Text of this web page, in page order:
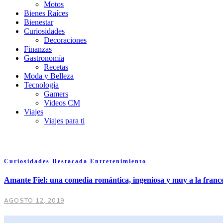
Motos
Bienes Raíces
Bienestar
Curiosidades
Decoraciones
Finanzas
Gastronomía
Recetas
Moda y Belleza
Tecnología
Gamers
Videos CM
Viajes
Viajes para ti
Curiosidades Destacada Entretenimiento
Amante Fiel: una comedia romántica, ingeniosa y muy a la
AGOSTO 12, 2019